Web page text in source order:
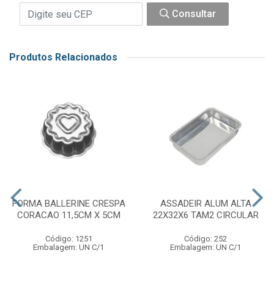
Consultar
Produtos Relacionados
FORMA BALLERINE CRESPA
CORACAO 11,5CM X 5CM
Código: 1251
Embalagem: UN C/1
ASSADEIR ALUM ALTA
22X32X6 TAM2 CIRCULAR
Código: 252
Embalagem: UN C/1